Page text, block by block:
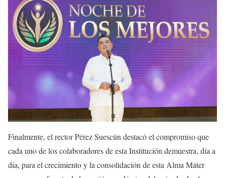
Finalmente, el rector Pérez Suescún destacó el compromiso que
cada uno de los colaboradores de esta Institución demuestra, día a
día, para el crecimiento y la consolidación de esta Alma Máter